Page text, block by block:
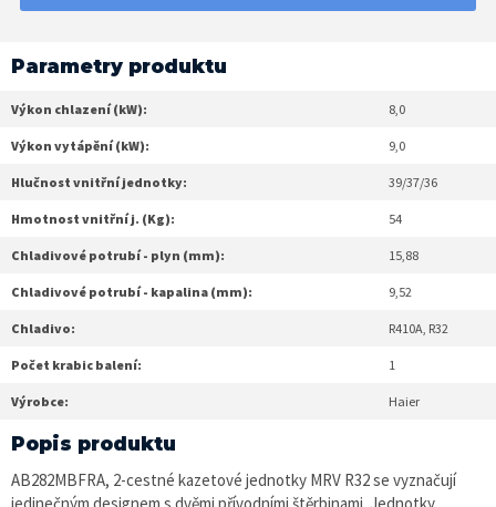
Parametry produktu
Výkon chlazení (kW): 8,0
Výkon vytápění (kW): 9,0
Hlučnost vnitřní jednotky: 39/37/36
Hmotnost vnitřní j. (Kg): 54
Chladivové potrubí - plyn (mm): 15,88
Chladivové potrubí - kapalina (mm): 9,52
Chladivo: R410A, R32
Počet krabic balení: 1
Výrobce: Haier
Popis produktu
AB282MBFRA, 2-cestné kazetové jednotky MRV R32 se vyznačují
jedinečným designem s dvěmi přívodními štěrbinami. Jednotky